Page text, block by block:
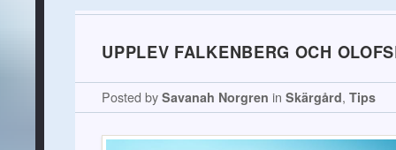
UPPLEV FALKENBERG OCH
Posted bySavanah Norgren inSkärgård,Tips